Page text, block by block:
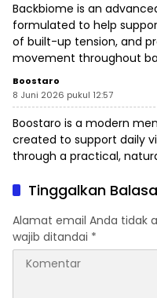
Backbiome is an
formulated to help
of built-up tension, and
movement throughout
Boostaro
8 Juni 2026 pukul 12:57
Boostaro is a modern
created to support daily
through a practical,
Tinggalkan
Alamat email Anda tidak
wajib ditandai *